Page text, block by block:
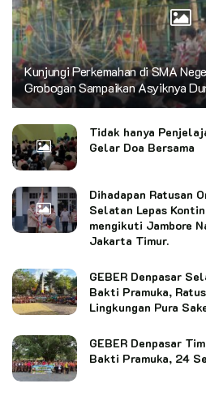
Kunjungi Perkemahan di SMA
Grobogan Sampaikan Asyiknya
Tidak hanya
Gelar Doa Bersama
Dihadapan Ratusan
Selatan Lepas
mengikuti Jambore
Jakarta Timur.
GEBER Denpasar
Bakti Pramuka,
Lingkungan Pura
GEBER Denpasar
Bakti Pramuka, 24